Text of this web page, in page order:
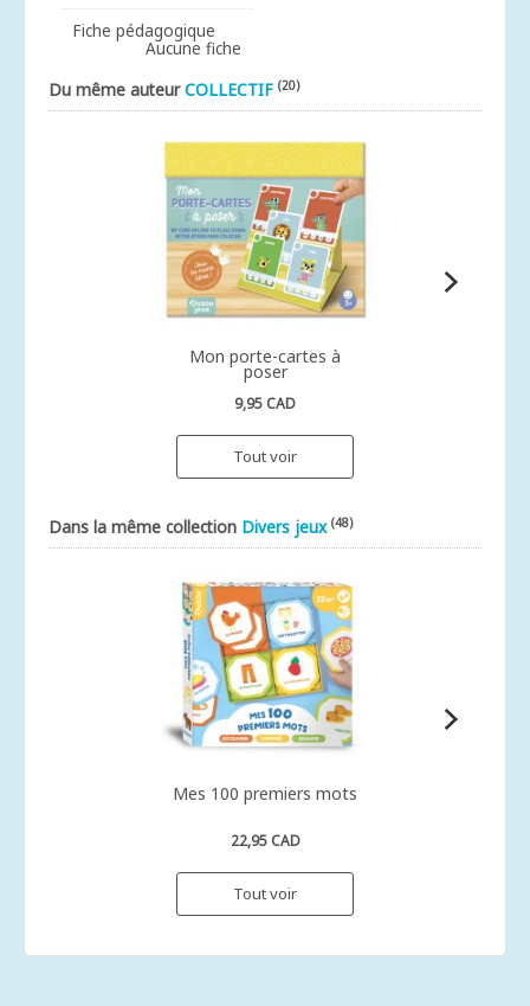
Fiche pédagogique
Aucune fiche
Du même auteurCOLLECTIF (20)
Mon porte-cartes à
poser
9,95 CAD
Tout voir
Dans la même collection Divers jeux (48)
Mes 100 premiers mots
22,95 CAD
Tout voir